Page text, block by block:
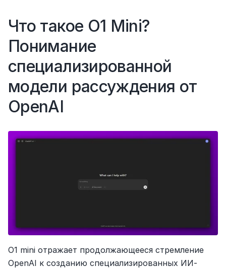
Что такое O1 Mini?
Понимание
специализированной
модели рассуждения от
OpenAI
O1 mini отражает продолжающееся стремление
OpenAI к созданию специализированных ИИ-